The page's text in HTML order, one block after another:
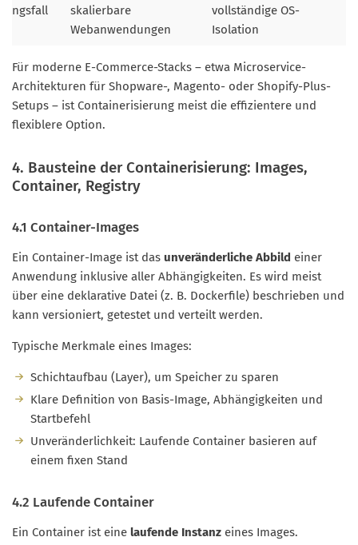
ngsfall
skalierbare
Webanwendungen
vollständige OS-
Isolation
Für moderne E-Commerce-Stacks – etwa Microservice-
Architekturen für Shopware-, Magento- oder Shopify-Plus-
Setups – ist Containerisierung meist die effizientere und
flexiblere Option.
4. Bausteine der Containerisierung: Images,
Container, Registry
4.1 Container-Images
Ein Container-Image ist das unveränderliche Abbild einer
Anwendung inklusive aller Abhängigkeiten. Es wird meist
über eine deklarative Datei (z. B. Dockerfile) beschrieben und
kann versioniert, getestet und verteilt werden.
Typische Merkmale eines Images:
Schichtaufbau (Layer), um Speicher zu sparen
Klare Definition von Basis-Image, Abhängigkeiten und
Startbefehl
Unveränderlichkeit: Laufende Container basieren auf
einem fixen Stand
4.2 Laufende Container
Ein Container ist eine laufende Instanz eines Images.